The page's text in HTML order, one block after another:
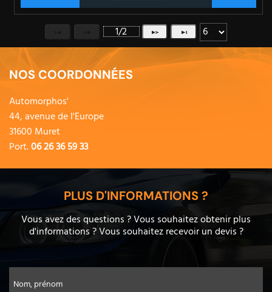
1/2
NOS COORDONNÉES
Automorphos'
44, avenue de l'Europe
31600 Muret
Port.06 26 36 59 33
PLUS D'INFORMATIONS ?
Vous avez des questions ? Vous souhaitez obtenir plus
d'informations ? Vous souhaitez recevoir un devis ?
Nom, prénom